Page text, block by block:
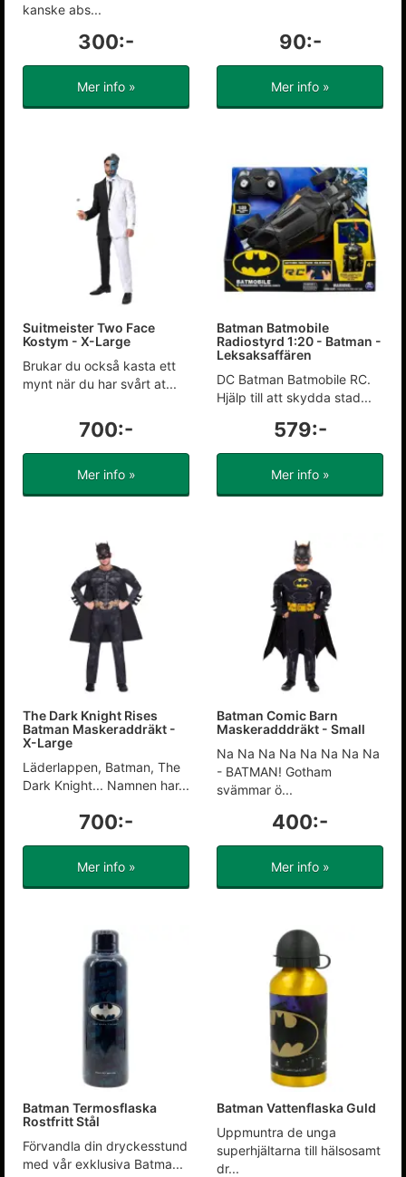
kanske abs...
300:-
Mer info »
90:-
Mer info »
Suitmeister Two Face
Kostym - X-Large
Brukar du också kasta ett
mynt när du har svårt at...
700:-
Mer info »
Batman Batmobile
Radiostyrd 1:20 - Batman -
Leksaksaffären
DC Batman Batmobile RC.
Hjälp till att skydda stad...
579:-
Mer info »
The Dark Knight Rises
Batman Maskeraddräkt -
X-Large
Läderlappen, Batman, The
Dark Knight... Namnen har...
700:-
Mer info »
Batman Comic Barn
Maskeradddräkt - Small
Na Na Na Na Na Na Na Na
- BATMAN! Gotham
svämmar ö...
400:-
Mer info »
Batman Termosflaska
Rostfritt Stål
Förvandla din dryckesstund
med vår exklusiva Batma...
Batman Vattenflaska Guld
Uppmuntra de unga
superhjältarna till hälsosamt
dr...